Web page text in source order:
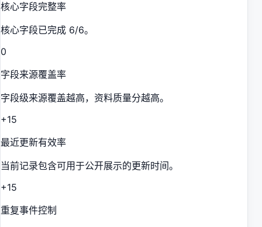
核心字段完整率
核心字段已完成 6/6。
0
字段来源覆盖率
字段级来源覆盖越高，资料质量分越高。
+15
最近更新有效率
当前记录包含可用于公开展示的更新时间。
+15
重复事件控制